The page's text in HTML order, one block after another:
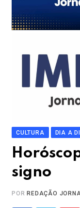
CULTURA DIA A
signo
POR REDAÇÃO